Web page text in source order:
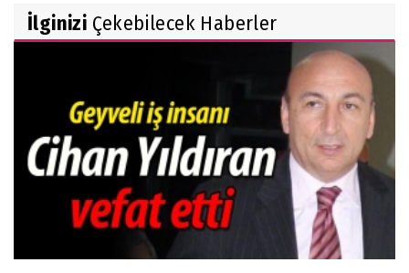
İlginizi Çekebilecek Haberler